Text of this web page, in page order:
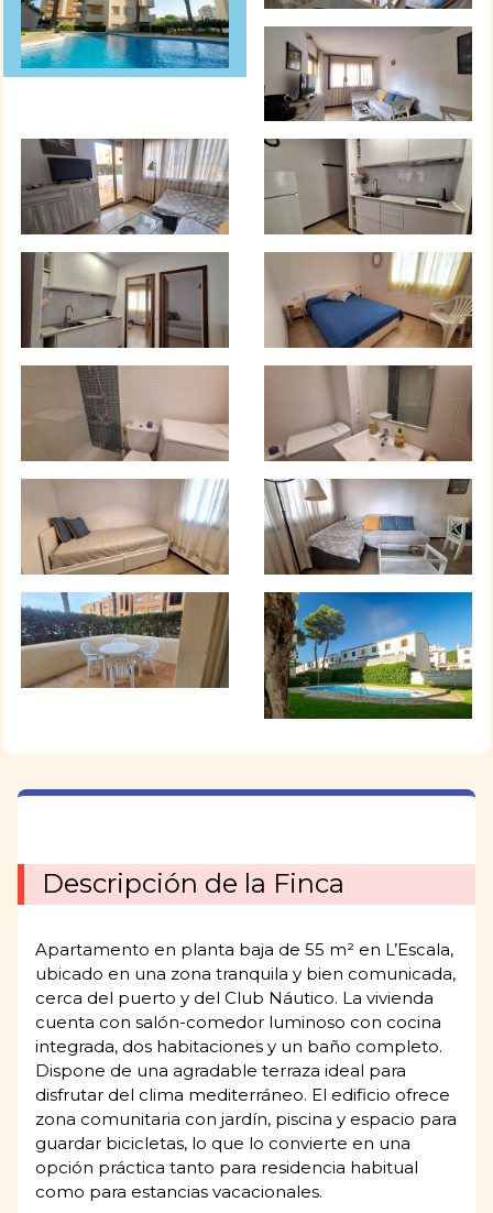
Descripción de la Finca
Apartamento en planta baja de 55 m² en L’Escala,
ubicado en una zona tranquila y bien comunicada,
cerca del puerto y del Club Náutico. La vivienda
cuenta con salón-comedor luminoso con cocina
integrada, dos habitaciones y un baño completo.
Dispone de una agradable terraza ideal para
disfrutar del clima mediterráneo. El edificio ofrece
zona comunitaria con jardín, piscina y espacio para
guardar bicicletas, lo que lo convierte en una
opción práctica tanto para residencia habitual
como para estancias vacacionales.